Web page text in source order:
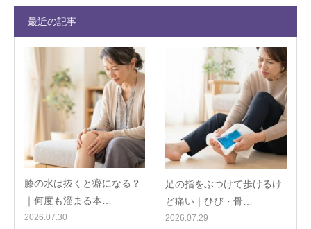
最近の記事
膝の水は抜くと癖になる？
｜何度も溜まる本…
2026.07.30
足の指をぶつけて歩けるけ
ど痛い｜ひび・骨…
2026.07.29